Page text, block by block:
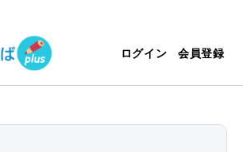
ログイン 会員登録